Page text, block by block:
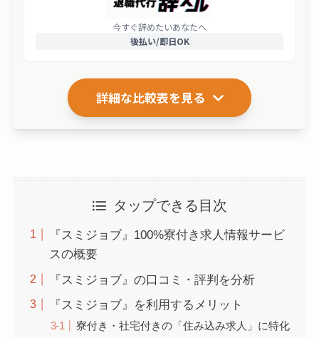
今すぐ辞めたいあなたへ
後払い/即日OK
詳細な比較表を見る
タップできる目次
『スミジョブ』100%寮付き求人情報サービ
スの概要
『スミジョブ』の口コミ・評判を分析
『スミジョブ』を利用するメリット
寮付き・社宅付きの「住み込み求人」に特化